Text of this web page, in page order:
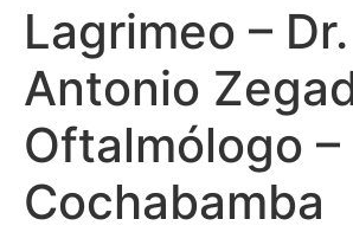
Lagrimeo –
Antonio
Oftalmólogo –
Cochabamba